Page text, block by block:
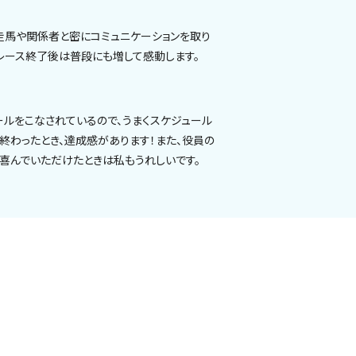
や関係者と密にコミュニケーションを取り
ス終了後は普段にも増して感動します。
をこなされているので、うまくスケジュール
ったとき、達成感があります！また、役員の
でいただけたときは私もうれしいです。